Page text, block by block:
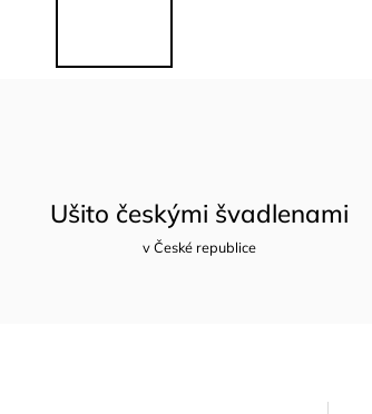
Ušito českými švadlenami
v České republice